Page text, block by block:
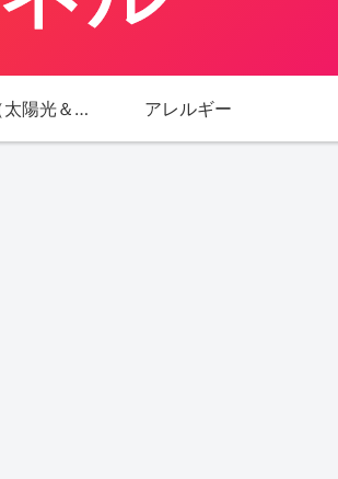
自宅で発電（太陽光＆エネファーム） アレルギー